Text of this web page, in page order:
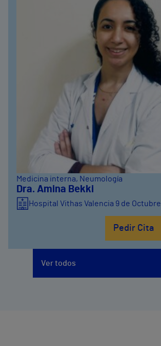
Medicina interna, Neumología
Dra. Amina Bekki
Hospital Vithas Valencia 9 de Octubre
Pedir Cita
Ver todos